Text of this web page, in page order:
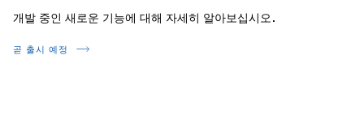
개발 중인 새로운 기능에 대해 자세히 알아보십시오.
곧 출시 예정